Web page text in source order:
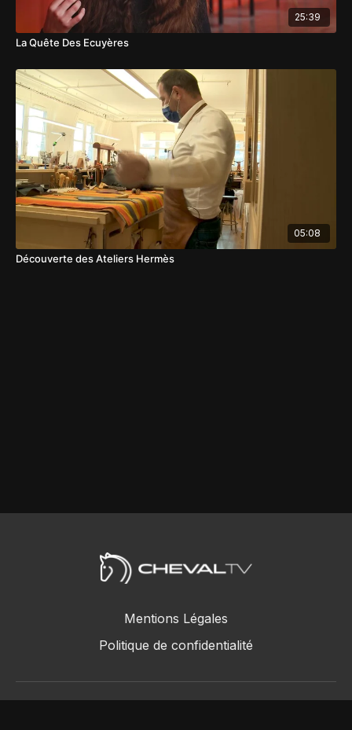
25:39
La Quête Des Ecuyères
05:08
Découverte des Ateliers Hermès
Mentions Légales
Politique de confidentialité